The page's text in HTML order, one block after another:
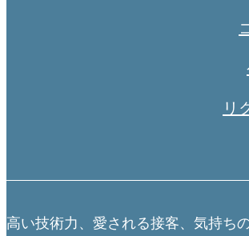
リ
高い技術力、愛される接客、気持ち